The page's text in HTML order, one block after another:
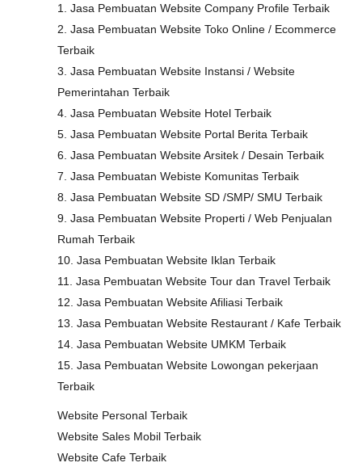
1. Jasa Pembuatan Website Company Profile Terbaik
2. Jasa Pembuatan Website Toko Online / Ecommerce
Terbaik
3. Jasa Pembuatan Website Instansi / Website
Pemerintahan Terbaik
4. Jasa Pembuatan Website Hotel Terbaik
5. Jasa Pembuatan Website Portal Berita Terbaik
6. Jasa Pembuatan Website Arsitek / Desain Terbaik
7. Jasa Pembuatan Webiste Komunitas Terbaik
8. Jasa Pembuatan Website SD /SMP/ SMU Terbaik
9. Jasa Pembuatan Website Properti / Web Penjualan
Rumah Terbaik
10. Jasa Pembuatan Website Iklan Terbaik
11. Jasa Pembuatan Website Tour dan Travel Terbaik
12. Jasa Pembuatan Website Afiliasi Terbaik
13. Jasa Pembuatan Website Restaurant / Kafe Terbaik
14. Jasa Pembuatan Website UMKM Terbaik
15. Jasa Pembuatan Website Lowongan pekerjaan
Terbaik
Website Personal Terbaik
Website Sales Mobil Terbaik
Website Cafe Terbaik